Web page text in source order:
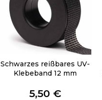
Schwarzes reißbares UV-
Klebeband 12 mm
5,50 €